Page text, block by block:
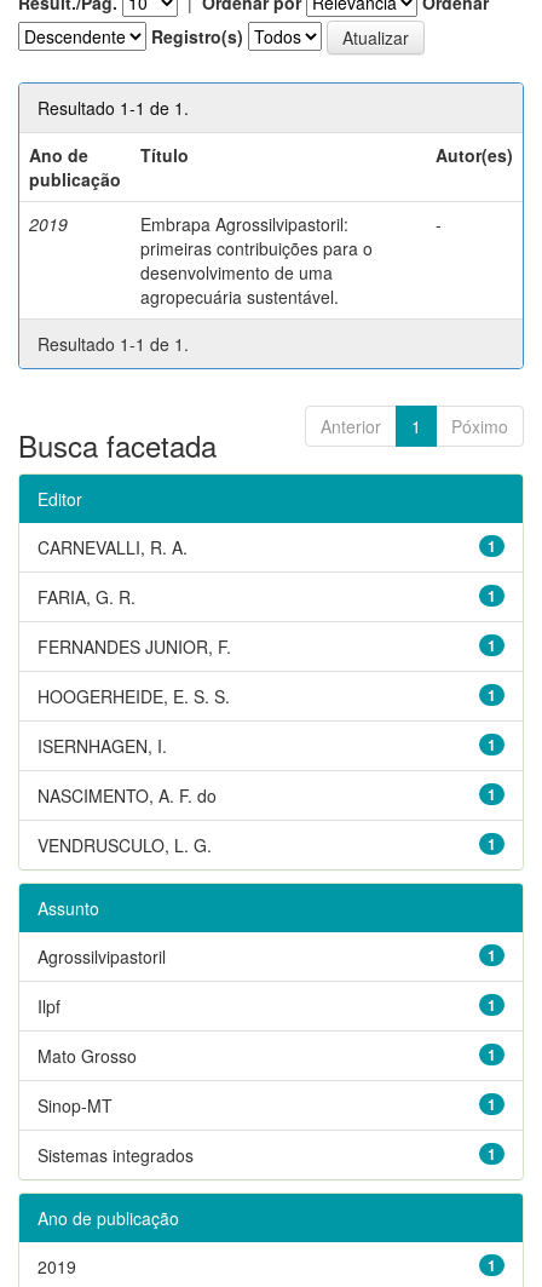
Registro(s)
Resultado 1-1 de 1.
Ano de
publicação
Título Autor(es)
2019
Embrapa Agrossilvipastoril:
primeiras contribuições para o
desenvolvimento de uma
agropecuária sustentável.
-
Resultado 1-1 de 1.
Anterior 1 Póximo
Busca facetada
Editor
1
CARNEVALLI, R. A.
1
FARIA, G. R.
1
FERNANDES JUNIOR, F.
1
HOOGERHEIDE, E. S. S.
1
ISERNHAGEN, I.
1
NASCIMENTO, A. F. do
1
VENDRUSCULO, L. G.
Assunto
1
Agrossilvipastoril
1
Ilpf
1
Mato Grosso
1
Sinop-MT
1
Sistemas integrados
Ano de publicação
1
2019